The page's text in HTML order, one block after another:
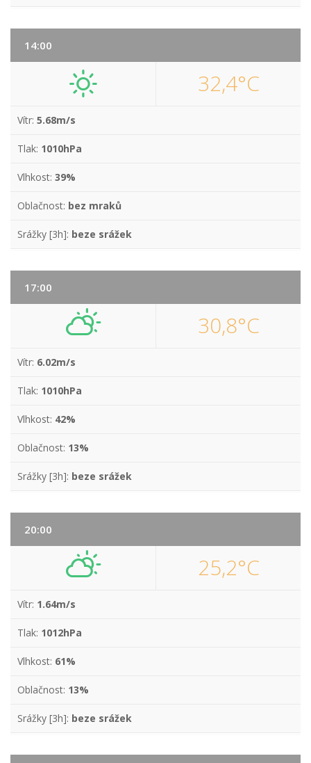
14:00
32,4°C
Vítr: 5.68m/s
Tlak: 1010hPa
Vlhkost: 39%
Oblačnost: bez mraků
Srážky [3h]: beze srážek
17:00
30,8°C
Vítr: 6.02m/s
Tlak: 1010hPa
Vlhkost: 42%
Oblačnost: 13%
Srážky [3h]: beze srážek
20:00
25,2°C
Vítr: 1.64m/s
Tlak: 1012hPa
Vlhkost: 61%
Oblačnost: 13%
Srážky [3h]: beze srážek